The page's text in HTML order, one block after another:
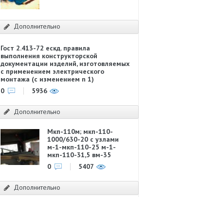
Дополнительно
Гост 2.413-72 ескд. правила
выполнения конструкторской
документации изделий, изготовляемых
с применением электрического
монтажа (с изменением n 1)
0
5936
Дополнительно
Мкп-110м; мкп-110-
1000/630-20 с узлами
м-1-мкп-110-25 м-1-
мкп-110-31,5 вм-35
0
5407
Дополнительно